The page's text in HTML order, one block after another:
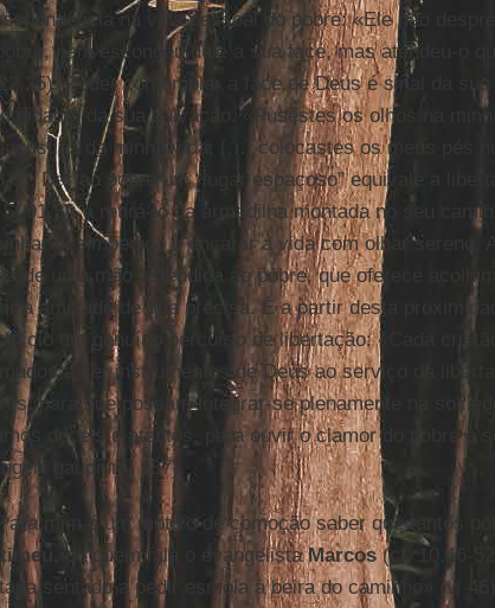
na vida pessoal do pobre: «Ele não
pobre, nem escondeu dele a sua face, mas atendeu-o
22,25). Poder contemplar a face de Deus é sinal da
da sua salvação. «Pusestes os olhos na
da minha vida; […] colocastes os meus pés
9). Dar ao pobre um “lugar espaçoso” equivale a
Sl 91,3), a retirá-lo da armadilha montada no seu
desimpedido e encarar a vida com olhar sereno.
de uma mão estendida ao pobre, que oferece
a amizade de que precisa. É a partir desta
início um genuíno percurso de libertação: «Cada
a ser instrumentos de Deus ao serviço da
para que possam integrar-se plenamente na
dóceis e atentos, para ouvir o clamor do pobre e
gaudium, 187).
mim é um motivo de comoção saber que tantos
, de quem fala o evangelistaMarcos(cf. 10,46-
sentado a pedir esmola à beira do caminho» (v.